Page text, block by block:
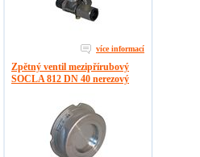
více informací
Zpětný ventil mezipřírubový
SOCLA 812 DN 40 nerezový